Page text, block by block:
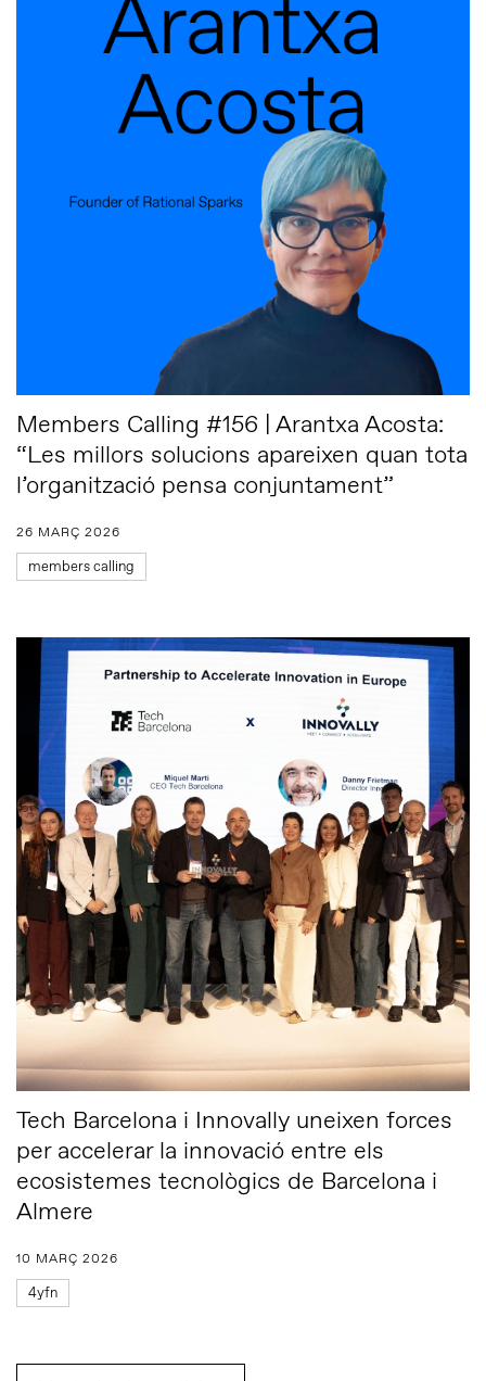
Members Calling #156 | Arantxa Acosta:
“Les millors solucions apareixen quan tota
l’organització pensa conjuntament”
26 MARÇ 2026
members calling
Tech Barcelona i Innovally uneixen forces
per accelerar la innovació entre els
ecosistemes tecnològics de Barcelona i
Almere
10 MARÇ 2026
4yfn